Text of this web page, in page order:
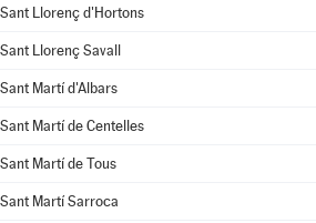
Sant Llorenç d'Hortons
Sant Llorenç Savall
Sant Martí d'Albars
Sant Martí de Centelles
Sant Martí de Tous
Sant Martí Sarroca